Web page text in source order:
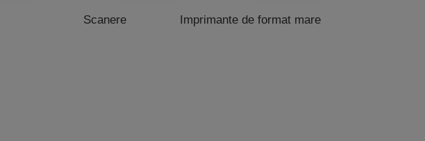
Scanere Imprimante de format mare